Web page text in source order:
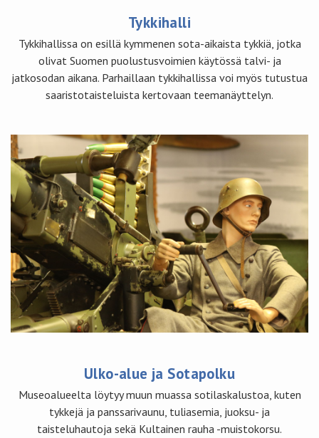
Tykkihalli
Tykkihallissa on esillä kymmenen sota-aikaista tykkiä, jotka
olivat Suomen puolustusvoimien käytössä talvi- ja
jatkosodan aikana. Parhaillaan tykkihallissa voi myös tutustua
saaristotaisteluista kertovaan teemanäyttelyn.
Ulko-alue ja Sotapolku
Museoalueelta löytyy muun muassa sotilaskalustoa, kuten
tykkejä ja panssarivaunu, tuliasemia, juoksu- ja
taisteluhautoja sekä Kultainen rauha -muistokorsu.